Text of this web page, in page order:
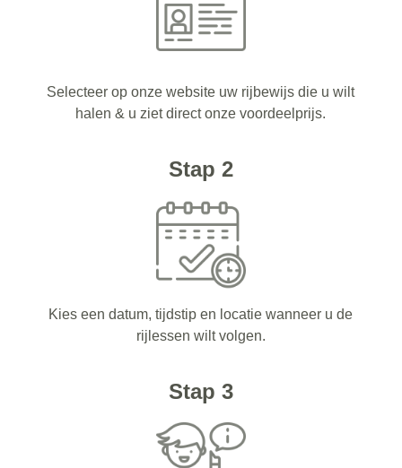
Selecteer op onze website uw rijbewijs die u wilt
halen & u ziet direct onze voordeelprijs.
Stap 2
Kies een datum, tijdstip en locatie wanneer u de
rijlessen wilt volgen.
Stap 3